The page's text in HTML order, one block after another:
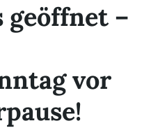
geöffnet –
vor